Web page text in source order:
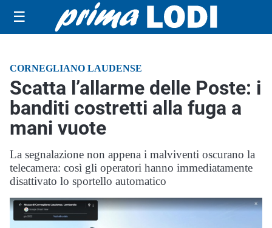
☰
CORNEGLIANO LAUDENSE
Scatta l’allarme delle Poste: i
banditi costretti alla fuga a
mani vuote
La segnalazione non appena i malviventi oscurano la
telecamera: così gli operatori hanno immediatamente
disattivato lo sportello automatico